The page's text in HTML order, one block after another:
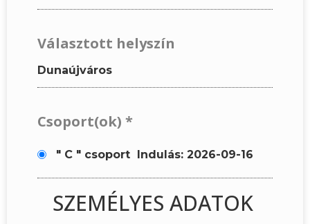
Választott helyszín
Dunaújváros
Csoport(ok) *
" C " csoport Indulás: 2026-09-16
SZEMÉLYES ADATOK